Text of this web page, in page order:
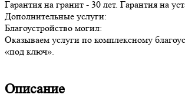
Гарантия на гранит - 30 лет. Гарантия на
Дополнительные услуги:
Благоустройство могил:
Оказываем услуги по комплексному
«под ключ».
Описание